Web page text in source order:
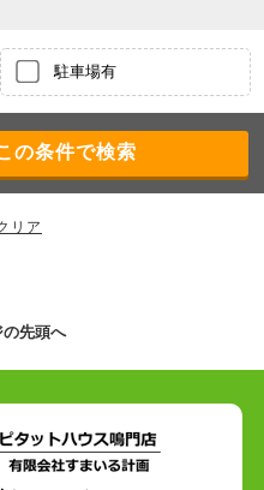
駐車場有
先頭へ